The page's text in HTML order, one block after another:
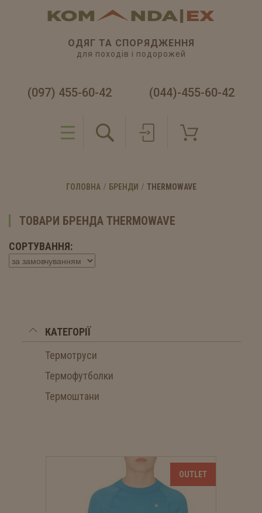
ОДЯГ ТА СПОРЯДЖЕННЯ
для походів і подорожей
(097) 455-60-42 (044)-455-60-42
ГОЛОВНА БРЕНДИ THERMOWAVE
ТОВАРИ БРЕНДА THERMOWAVE
СОРТУВАННЯ:
КАТЕГОРІЇ
Термотруси
Термофутболки
Термоштани